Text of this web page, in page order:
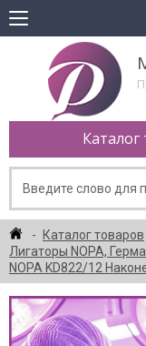
Каталог товаров
Лигаторы NOPA,
NOPA KD822/12